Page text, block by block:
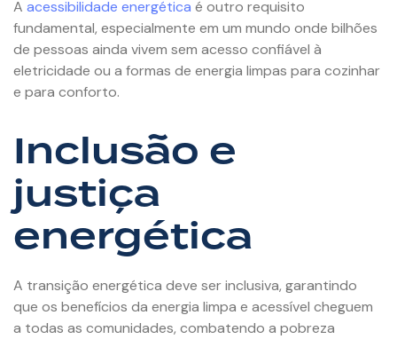
A acessibilidade energética é outro requisito
fundamental, especialmente em um mundo onde bilhões
de pessoas ainda vivem sem acesso confiável à
eletricidade ou a formas de energia limpas para cozinhar
e para conforto.
Inclusão e
justiça
energética
A transição energética deve ser inclusiva, garantindo
que os benefícios da energia limpa e acessível cheguem
a todas as comunidades, combatendo a pobreza